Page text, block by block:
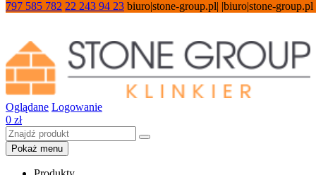
797 585 782 22 243 94 23 biuro|stone-group.pl| |biuro|stone-group.pl
Oglądane Logowanie
0 zł
Pokaż menu